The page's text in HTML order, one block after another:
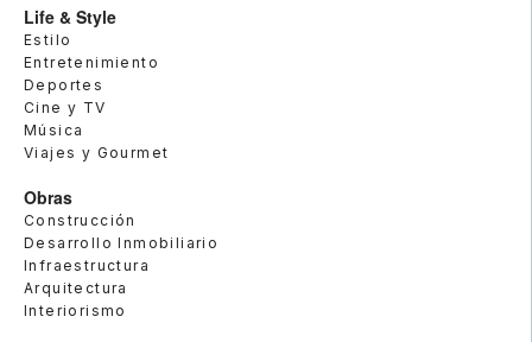
Life & Style
Estilo
Entretenimiento
Deportes
Cine y TV
Música
Viajes y Gourmet
Obras
Construcción
Desarrollo Inmobiliario
Infraestructura
Arquitectura
Interiorismo